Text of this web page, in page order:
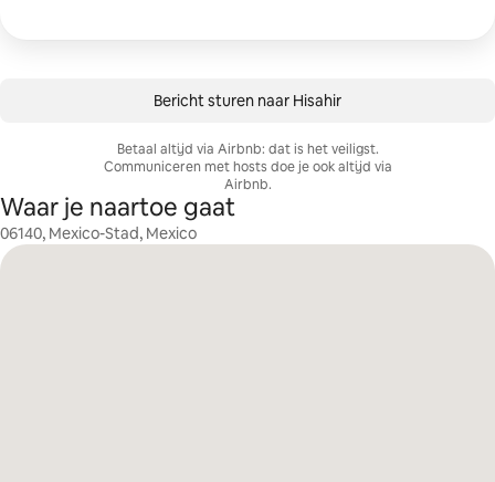
Bericht sturen naar Hisahir
Betaal altijd via Airbnb: dat is het veiligst.
Communiceren met hosts doe je ook altijd via
Airbnb.
Waar je naartoe gaat
06140, Mexico-Stad, Mexico